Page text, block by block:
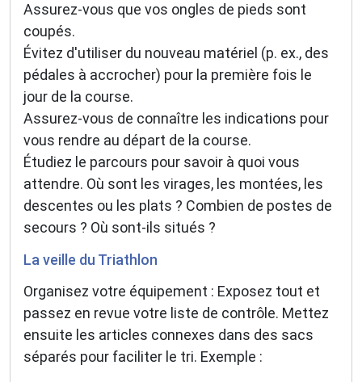
Assurez-vous que vos ongles de pieds sont
coupés.
Évitez d'utiliser du nouveau matériel (p. ex., des
pédales à accrocher) pour la première fois le
jour de la course.
Assurez-vous de connaître les indications pour
vous rendre au départ de la course.
Étudiez le parcours pour savoir à quoi vous
attendre. Où sont les virages, les montées, les
descentes ou les plats ? Combien de postes de
secours ? Où sont-ils situés ?
La veille du Triathlon
Organisez votre équipement : Exposez tout et
passez en revue votre liste de contrôle. Mettez
ensuite les articles connexes dans des sacs
séparés pour faciliter le tri. Exemple :